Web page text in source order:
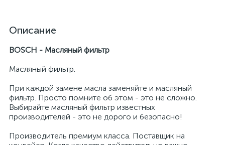
Описание
BOSCH - Масляный фильтр
Масляный фильтр.
При каждой замене масла заменяйте и масляный
фильтр. Просто помните об этом - это не сложно.
Выбирайте масляный фильтр известных
производителей - это не дорого и безопасно!
Производитель премиум класса. Поставщик на